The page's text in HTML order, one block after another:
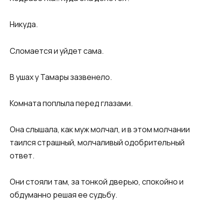
Никуда.
Сломается и уйдет сама.
В ушах у Тамары зазвенело.
Комната поплыла перед глазами.
Она слышала, как муж молчал, и в этом молчании
таился страшный, молчаливый одобрительный
ответ.
Они стояли там, за тонкой дверью, спокойно и
обдуманно решая ее судьбу.